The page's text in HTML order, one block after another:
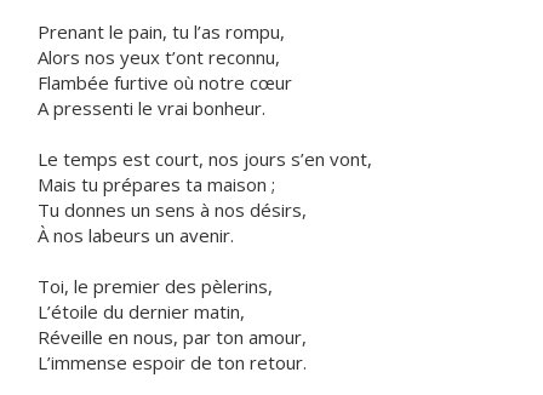
Prenant le pain, tu l’as rompu,
Alors nos yeux t’ont reconnu,
Flambée furtive où notre cœur
A pressenti le vrai bonheur.
Le temps est court, nos jours s’en vont,
Mais tu prépares ta maison ;
Tu donnes un sens à nos désirs,
À nos labeurs un avenir.
Toi, le premier des pèlerins,
L’étoile du dernier matin,
Réveille en nous, par ton amour,
L’immense espoir de ton retour.